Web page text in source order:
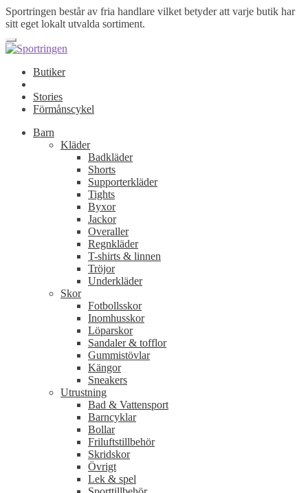
Sportringen består av fria handlare vilket betyder att varje butik har
sitt eget lokalt utvalda sortiment.
Butiker
Stories
Förmånscykel
Barn
Kläder
Badkläder
Shorts
Supporterkläder
Tights
Byxor
Jackor
Overaller
Regnkläder
T-shirts & linnen
Tröjor
Underkläder
Skor
Fotbollsskor
Inomhusskor
Löparskor
Sandaler & tofflor
Gummistövlar
Kängor
Sneakers
Utrustning
Bad & Vattensport
Barncyklar
Bollar
Friluftstillbehör
Skridskor
Övrigt
Lek & spel